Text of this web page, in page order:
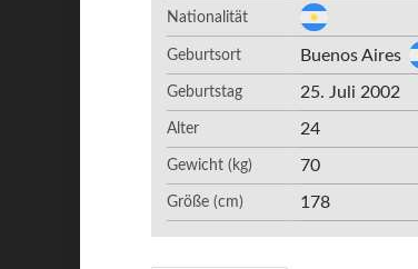
Nationalität
Geburtsort Buenos Aires
Geburtstag 25. Juli 2002
Alter 24
Gewicht (kg) 70
Größe (cm) 178